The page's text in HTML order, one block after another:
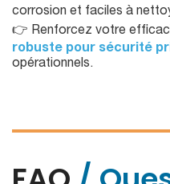
corrosion et faciles à
👉 Renforcez votre
robuste pour sécurité
opérationnels.